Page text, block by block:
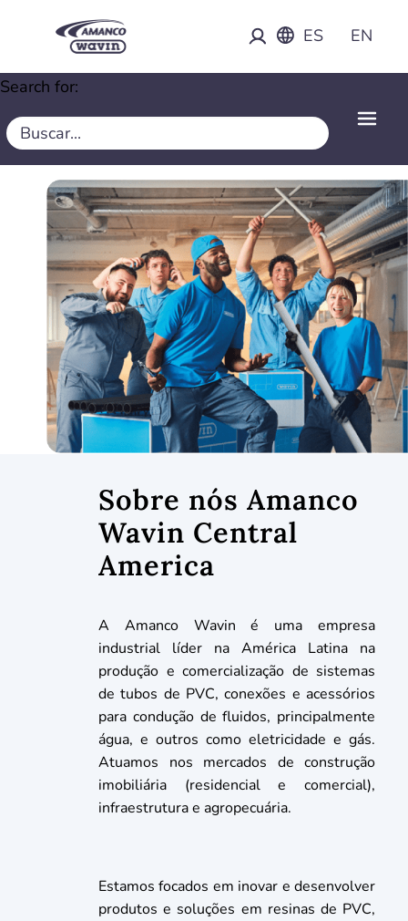
ES EN
Search for:
Sobre nós Amanco
Wavin Central
America
A Amanco Wavin é uma empresa
industrial líder na América Latina na
produção e comercialização de sistemas
de tubos de PVC, conexões e acessórios
para condução de fluidos, principalmente
água, e outros como eletricidade e gás.
Atuamos nos mercados de construção
imobiliária (residencial e comercial),
infraestrutura e agropecuária.
Estamos focados em inovar e desenvolver
produtos e soluções em resinas de PVC,